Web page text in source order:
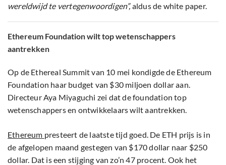
wereldwijd te vertegenwoordigen”,aldus de white paper.
Ethereum Foundation wilt top wetenschappers
aantrekken
Op de Ethereal Summit van 10 mei kondigde de Ethereum
Foundation haar budget van $30 miljoen dollar aan.
Directeur Aya Miyaguchi zei dat de foundation top
wetenschappers en ontwikkelaars wilt aantrekken.
Ethereum presteert de laatste tijd goed. De ETH prijs is in
de afgelopen maand gestegen van $170 dollar naar $250
dollar. Dat is een stijging van zo’n 47 procent. Ook het